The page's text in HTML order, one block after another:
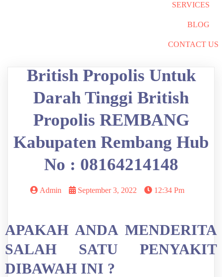
SERVICES
BLOG
CONTACT US
British Propolis Untuk
Darah Tinggi British
Propolis REMBANG
Kabupaten Rembang Hub
No : 08164214148
Admin September 3, 2022 12:34 Pm
APAKAH ANDA MENDERITA
SALAH SATU PENYAKIT
DIBAWAH INI ?